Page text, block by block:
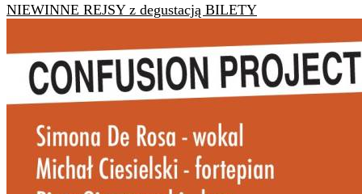
NIEWINNE REJSY z degustacją BILETY